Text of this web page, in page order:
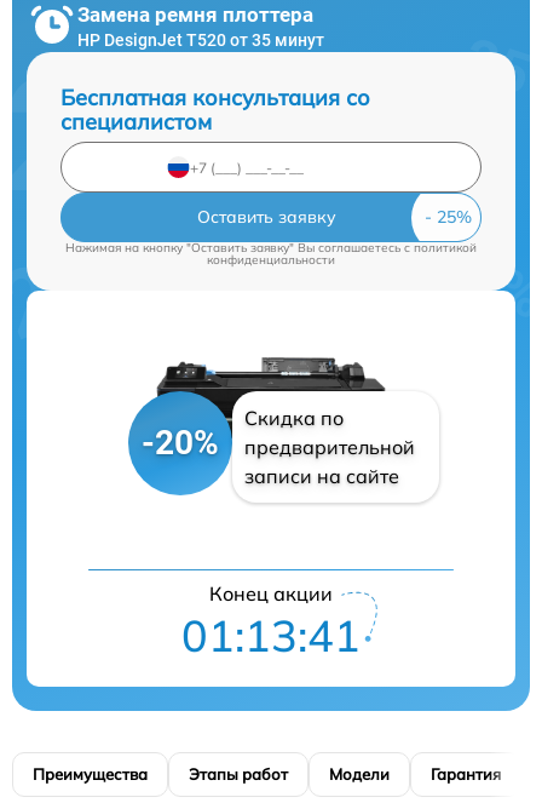
Замена ремня плоттера
HP DesignJet T520 от 35 минут
Бесплатная консультация со
специалистом
Оставить заявку
Нажимая на кнопку "Оставить заявку" Вы соглашаетесь cполитикой
конфиденциальности
-20%
Скидка по
предварительной
записи на сайте
Конец акции
01:13:40
Преимущества Этапы работ Модели Гарантия